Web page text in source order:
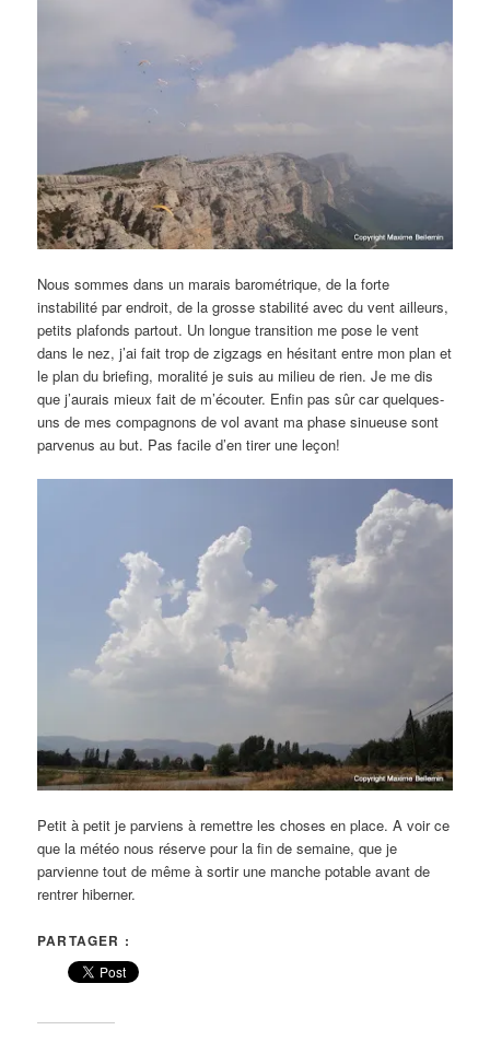
Nous sommes dans un marais barométrique, de la forte
instabilité par endroit, de la grosse stabilité avec du vent ailleurs,
petits plafonds partout. Un longue transition me pose le vent
dans le nez, j’ai fait trop de zigzags en hésitant entre mon plan et
le plan du briefing, moralité je suis au milieu de rien. Je me dis
que j’aurais mieux fait de m’écouter. Enfin pas sûr car quelques-
uns de mes compagnons de vol avant ma phase sinueuse sont
parvenus au but. Pas facile d’en tirer une leçon!
Petit à petit je parviens à remettre les choses en place. A voir ce
que la météo nous réserve pour la fin de semaine, que je
parvienne tout de même à sortir une manche potable avant de
rentrer hiberner.
PARTAGER :